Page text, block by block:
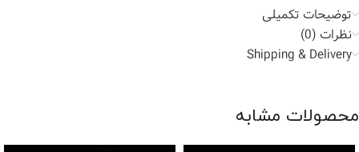
توضیحات تکمیلی
نظرات (0)
Shipping & Delivery
محصولات مشابه